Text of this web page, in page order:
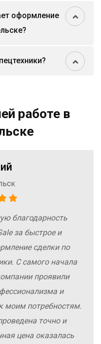
оформление
работе в
благодарность
за быстрое и
сделки по
С самого начала
проявили
и
моим потребностям.
точно и
цена оказалась